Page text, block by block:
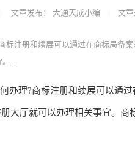
文章发布： 大通天成小编 文章
标注册和续展可以通过在商标局备
...
理?商标注册和续展可以通过
大厅就可以办理相关事宜。